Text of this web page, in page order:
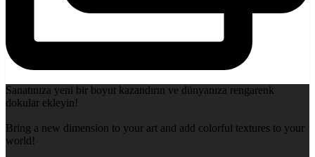
Sanatınıza yeni bir boyut kazandırın ve dünyanıza rengarenk
dokular ekleyin!
Bring a new dimension to your art and add colorful textures to your
world!